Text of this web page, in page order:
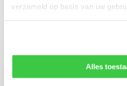
verzameld op basis van uw
Alles